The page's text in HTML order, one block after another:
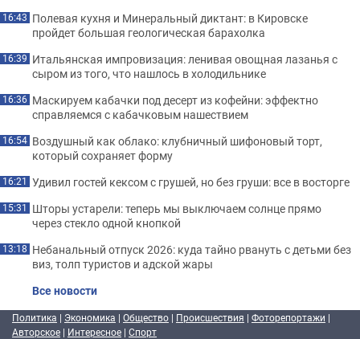
16:43 Полевая кухня и Минеральный диктант: в Кировске
пройдет большая геологическая барахолка
16:39 Итальянская импровизация: ленивая овощная лазанья с
сыром из того, что нашлось в холодильнике
16:36 Маскируем кабачки под десерт из кофейни: эффектно
справляемся с кабачковым нашествием
16:54 Воздушный как облако: клубничный шифоновый торт,
который сохраняет форму
16:21 Удивил гостей кексом с грушей, но без груши: все в восторге
15:31 Шторы устарели: теперь мы выключаем солнце прямо
через стекло одной кнопкой
13:18 Небанальный отпуск 2026: куда тайно рвануть с детьми без
виз, толп туристов и адской жары
Все новости
Политика | Экономика | Общество | Происшествия | Фоторепортажи |
Авторское | Интересное | Спорт